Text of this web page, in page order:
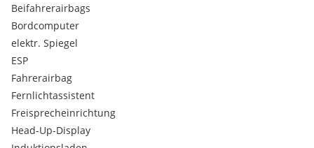
Notrufsystem
USB
Wlan
Induktion
Privacy Verglasung
Android Auto
Apple CarPlay
Sommerreifen
Fahrersitz höhenverstellbar
Rücksitzbank geteilt klappbar
Beifahrerairbags
Bordcomputer
elektr. Spiegel
ESP
Fahrerairbag
Fernlichtassistent
Freisprecheinrichtung
Head-Up-Display